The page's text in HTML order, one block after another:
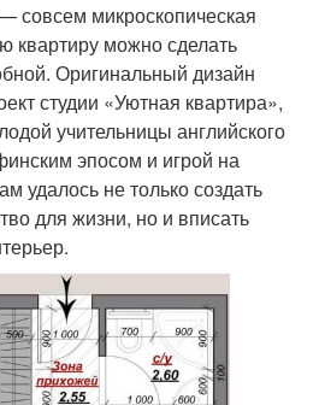
совсем микроскопическая
квартиру можно сделать
Оригинальный дизайн
студии «Уютная квартира»,
учительницы английского
эпосом и игрой на
удалось не только создать
для жизни, но и вписать